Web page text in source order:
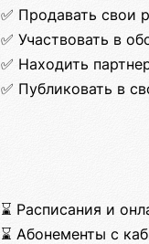
✅ Продавать свои
✅ Участвовать в
✅ Находить
✅ Публиковать в
⌛ Расписания и
⌛ Абонементы с